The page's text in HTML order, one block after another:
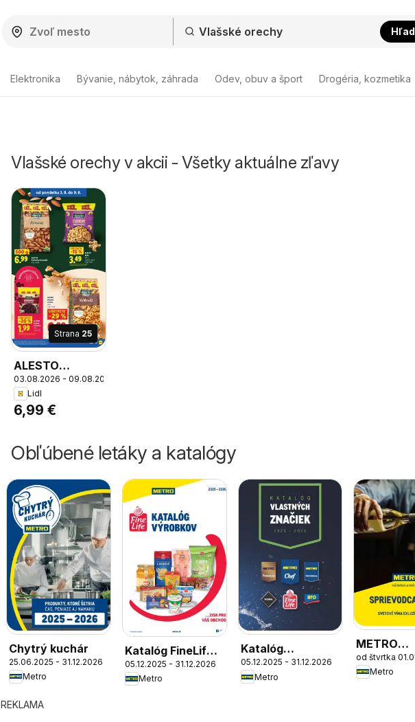
Elektronika Bývanie, nábytok, záhrada Odev, obuv a šport Drogéria, kozmetika
Vlašské orechy v akcii - Všetky aktuálne zľavy
Strana 25
ALESTO
Vlašské orechy,
Alesto Walnuts
03.08.2026 - 09.08.2026
Lidl
6,99 €
Obľúbené letáky a katalógy
Chytrý kuchár
25.06.2025 - 31.12.2026
Metro
Katalóg FineLife
výrobkov
05.12.2025 - 31.12.2026
Metro
Katalóg
vlastných
značiek
05.12.2025 - 31.12.2026
Metro
METRO
od štvrtka
Metro
REKLAMA